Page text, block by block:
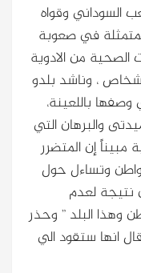
السوداني وقواه
في صعوبة
الصحية من الادوية
، وناشد بلدو
باللعينة،
والبرهان التي
مبيناً إن المتضرر
وتساءل حول
نتيجة لعدم
وهذا البلد ” وحذر
انها ستقود الي